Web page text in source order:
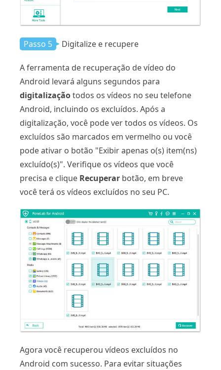
Passo 5 Digitalize e recupere
A ferramenta de recuperação de vídeo do
Android levará alguns segundos para
digitalizaçãotodos os vídeos no seu telefone
Android, incluindo os excluídos. Após a
digitalização, você pode ver todos os vídeos. Os
excluídos são marcados em vermelho ou você
pode ativar o botão "Exibir apenas o(s) item(ns)
excluído(s)". Verifique os vídeos que você
precisa e clique Recuperar botão, em breve
você terá os vídeos excluídos no seu PC.
Agora você recuperou vídeos excluídos no
Android com sucesso. Para evitar situações